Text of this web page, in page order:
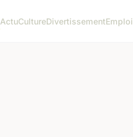
ActuCultureDivertissementEmploi